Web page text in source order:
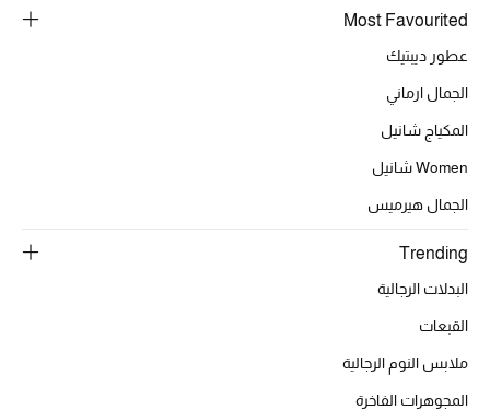
Most Favourited
عطور ديبتيك
الجمال ارماني
المكياج شانيل
Women شانيل
الجمال هيرميس
Trending
البدلات الرجالية
القبعات
ملابس النوم الرجالية
المجوهرات الفاخرة